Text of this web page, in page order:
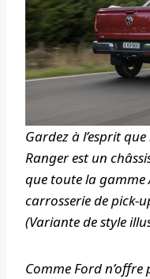
Gardez à l’esprit
Ranger est un
que toute la gamme
carrosserie de pick-
(Variante de style
Comme Ford n’offre